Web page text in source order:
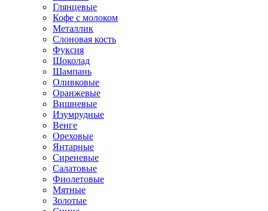
Глянцевые
Кофе с молоком
Металлик
Слоновая кость
Фуксия
Шоколад
Шампань
Оливковые
Оранжевые
Вишневые
Изумрудные
Венге
Ореховые
Янтарные
Сиреневые
Салатовые
Фиолетовые
Мятные
Золотые